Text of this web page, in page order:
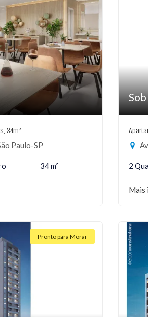
34m²
Paulo-SP
34 m² 2
Mais
Pronto para Morar